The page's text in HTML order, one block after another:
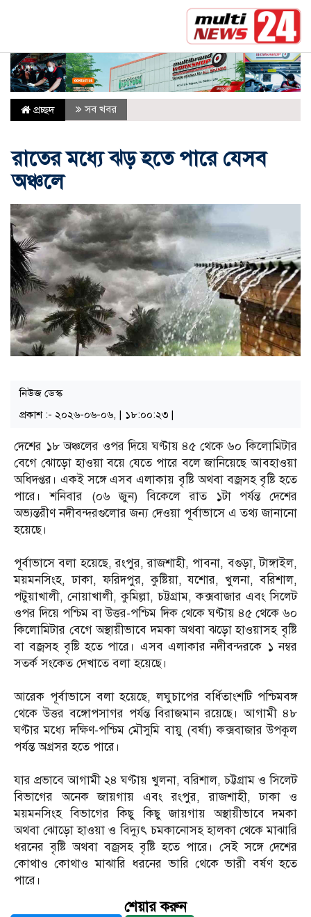
মক্কা প্রতিরক্ষা চুক্তি: মধ্যপ্রাচ্যে কি মার্কিন
প্রচ্ছদ সব খবর
রাতের মধ্যে ঝড় হতে পারে যেসব
অঞ্চলে
নিউজ ডেস্ক
প্রকাশ :- ২০২৬-০৬-০৬, | ১৮:০০:২৩ |
দেশের ১৮ অঞ্চলের ওপর দিয়ে ঘণ্টায় ৪৫ থেকে ৬০ কিলোমিটার
বেগে ঝোড়ো হাওয়া বয়ে যেতে পারে বলে জানিয়েছে আবহাওয়া
অধিদপ্তর। একই সঙ্গে এসব এলাকায় বৃষ্টি অথবা বজ্রসহ বৃষ্টি হতে
পারে। শনিবার (০৬ জুন) বিকেলে রাত ১টা পর্যন্ত দেশের
অভ্যন্তরীণ নদীবন্দরগুলোর জন্য দেওয়া পূর্বাভাসে এ তথ্য জানানো
হয়েছে।
পূর্বাভাসে বলা হয়েছে, রংপুর, রাজশাহী, পাবনা, বগুড়া, টাঙ্গাইল,
ময়মনসিংহ, ঢাকা, ফরিদপুর, কুষ্টিয়া, যশোর, খুলনা, বরিশাল,
পটুয়াখালী, নোয়াখালী, কুমিল্লা, চট্টগ্রাম, কক্সবাজার এবং সিলেট
ওপর দিয়ে পশ্চিম বা উত্তর-পশ্চিম দিক থেকে ঘণ্টায় ৪৫ থেকে ৬০
কিলোমিটার বেগে অস্থায়ীভাবে দমকা অথবা ঝড়ো হাওয়াসহ বৃষ্টি
বা বজ্রসহ বৃষ্টি হতে পারে। এসব এলাকার নদীবন্দরকে ১ নম্বর
সতর্ক সংকেত দেখাতে বলা হয়েছে।
আরেক পূর্বাভাসে বলা হয়েছে, লঘুচাপের বর্ধিতাংশটি পশ্চিমবঙ্গ
থেকে উত্তর বঙ্গোপসাগর পর্যন্ত বিরাজমান রয়েছে। আগামী ৪৮
ঘণ্টার মধ্যে দক্ষিণ-পশ্চিম মৌসুমি বায়ু (বর্ষা) কক্সবাজার উপকূল
পর্যন্ত অগ্রসর হতে পারে।
যার প্রভাবে আগামী ২৪ ঘণ্টায় খুলনা, বরিশাল, চট্টগ্রাম ও সিলেট
বিভাগের অনেক জায়গায় এবং রংপুর, রাজশাহী, ঢাকা ও
ময়মনসিংহ বিভাগের কিছু কিছু জায়গায় অস্থায়ীভাবে দমকা
অথবা ঝোড়ো হাওয়া ও বিদ্যুৎ চমকানোসহ হালকা থেকে মাঝারি
ধরনের বৃষ্টি অথবা বজ্রসহ বৃষ্টি হতে পারে। সেই সঙ্গে দেশের
কোথাও কোথাও মাঝারি ধরনের ভারি থেকে ভারী বর্ষণ হতে
পারে।
শেয়ার করুন